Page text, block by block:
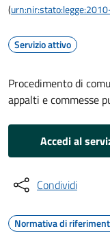
(
Servizio attivo
Procedimento di
appalti e commesse
Accedi al
Condividi
Normativa di